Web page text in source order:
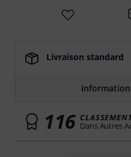
Livraison standard
116 Dans Autres